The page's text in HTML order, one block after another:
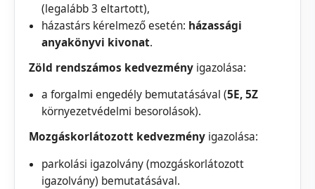
(legalább 3 eltartott),
házastárs kérelmező esetén: házassági
anyakönyvi kivonat.
Zöld rendszámos kedvezmény igazolása:
a forgalmi engedély bemutatásával (5E, 5Z
környezetvédelmi besorolások).
Mozgáskorlátozott kedvezmény igazolása:
parkolási igazolvány (mozgáskorlátozott
igazolvány) bemutatásával.